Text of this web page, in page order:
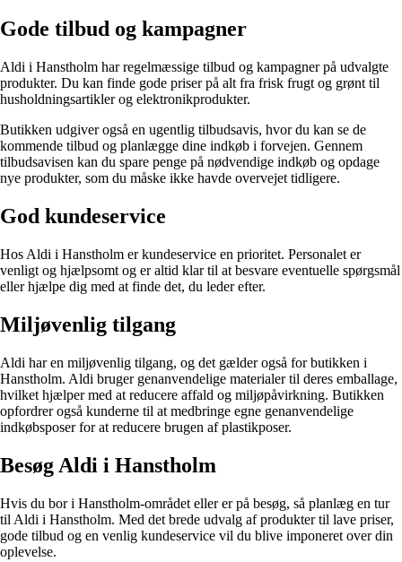
Gode tilbud og kampagner
Aldi i Hanstholm har regelmæssige tilbud og kampagner på udvalgte
produkter. Du kan finde gode priser på alt fra frisk frugt og grønt til
husholdningsartikler og elektronikprodukter.
Butikken udgiver også en ugentlig tilbudsavis, hvor du kan se de
kommende tilbud og planlægge dine indkøb i forvejen. Gennem
tilbudsavisen kan du spare penge på nødvendige indkøb og opdage
nye produkter, som du måske ikke havde overvejet tidligere.
God kundeservice
Hos Aldi i Hanstholm er kundeservice en prioritet. Personalet er
venligt og hjælpsomt og er altid klar til at besvare eventuelle spørgsmål
eller hjælpe dig med at finde det, du leder efter.
Miljøvenlig tilgang
Aldi har en miljøvenlig tilgang, og det gælder også for butikken i
Hanstholm. Aldi bruger genanvendelige materialer til deres emballage,
hvilket hjælper med at reducere affald og miljøpåvirkning. Butikken
opfordrer også kunderne til at medbringe egne genanvendelige
indkøbsposer for at reducere brugen af plastikposer.
Besøg Aldi i Hanstholm
Hvis du bor i Hanstholm-området eller er på besøg, så planlæg en tur
til Aldi i Hanstholm. Med det brede udvalg af produkter til lave priser,
gode tilbud og en venlig kundeservice vil du blive imponeret over din
oplevelse.